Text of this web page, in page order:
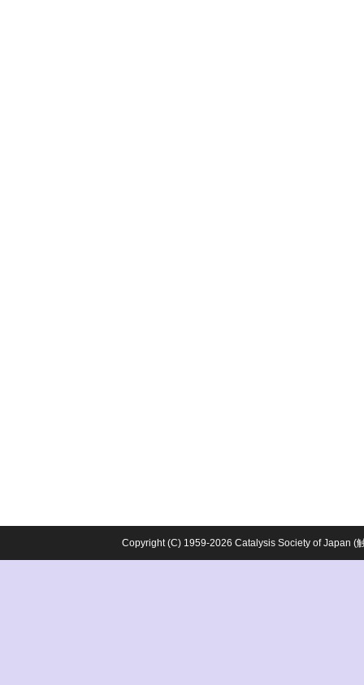
Copyright (C) 1959-2026 Catalysis Society of Japan (